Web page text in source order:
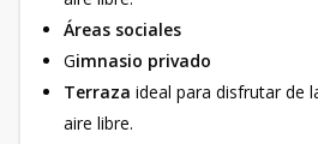
Áreas sociales
Gimnasio privado
Terraza ideal para disfrutar de
aire libre.